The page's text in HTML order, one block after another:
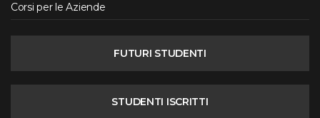
Corsi per le Aziende
FUTURI STUDENTI
STUDENTI ISCRITTI